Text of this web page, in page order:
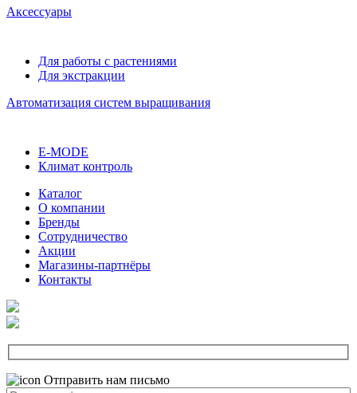
Аксессуары
Для работы с растениями
Для экстракции
Автоматизация систем выращивания
E-MODE
Климат контроль
Каталог
О компании
Бренды
Сотрудничество
Акции
Магазины-партнёры
Контакты
Отправить нам письмо